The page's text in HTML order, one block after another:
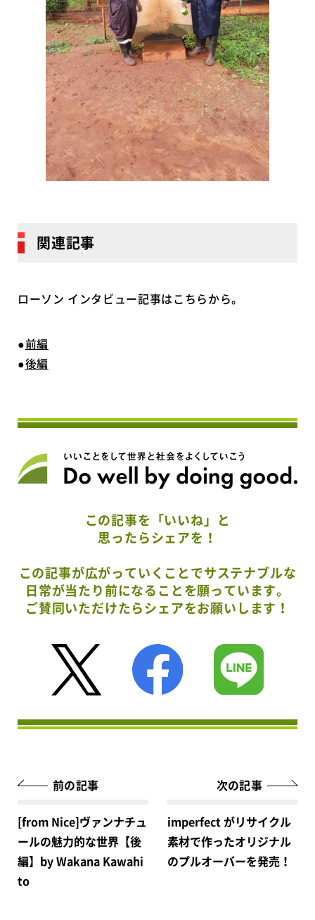
関連記事
ローソン インタビュー記事はこちらから。
●前編
●後編
この記事を「いいね」と
思ったらシェアを！
この記事が広がっていくことでサステナブルな
日常が当たり前になることを願っています。
ご賛同いただけたらシェアをお願いします！
前の記事
[from Nice]ヴァンナチュ
ールの魅力的な世界【後
編】by Wakana Kawahi
to
次の記事
imperfect がリサイクル
素材で作ったオリジナル
のプルオーバーを発売！